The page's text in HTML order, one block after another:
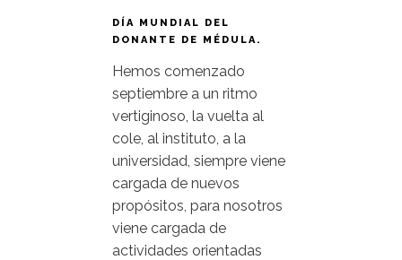
DÍA MUNDIAL DEL
DONANTE DE MÉDULA.
Hemos comenzado
septiembre a un ritmo
vertiginoso, la vuelta al
cole, al instituto, a la
universidad, siempre viene
cargada de nuevos
propósitos, para nosotros
viene cargada de
actividades orientadas